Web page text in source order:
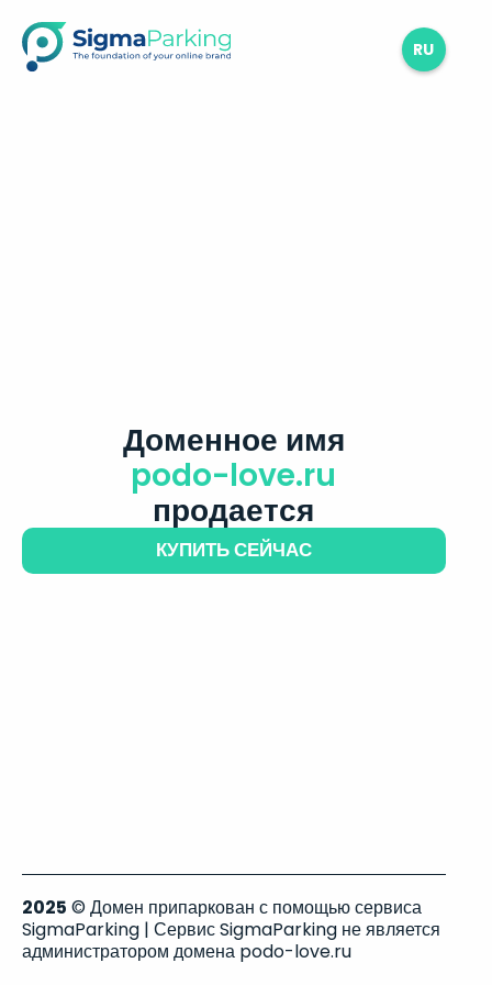
RU
Доменное имя
podo-love.ru
продается
КУПИТЬ СЕЙЧАС
2025 © Домен припаркован с помощью сервиса
SigmaParking | Сервис SigmaParking не является
администратором домена podo-love.ru